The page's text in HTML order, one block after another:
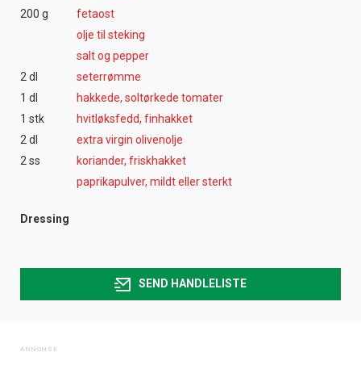
200 g
fetaost
olje til steking
salt og pepper
2 dl
seterrømme
1 dl
hakkede, soltørkede tomater
1 stk
hvitløksfedd, finhakket
2 dl
extra virgin olivenolje
2 ss
koriander, friskhakket
paprikapulver, mildt eller sterkt
Dressing
SEND HANDLELISTE